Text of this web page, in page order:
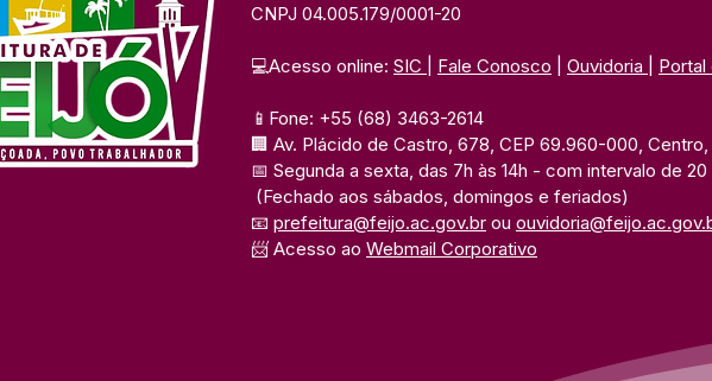
CNPJ 04.005.179/0001-20
💻Acesso online: SIC Fale Conosco Ouvidoria Portal
📱Fone: +55 (68) 3463-2614
🏢 Av. Plácido de Castro, 678, CEP 69.960-000, Centro,
📅 Segunda a sexta, das 7h às 14h - com intervalo de 20
(Fechado aos sábados, domingos e feriados)
📧 prefeitura@feijo.ac.gov.br ou
📨 Acesso ao Webmail Corporativo